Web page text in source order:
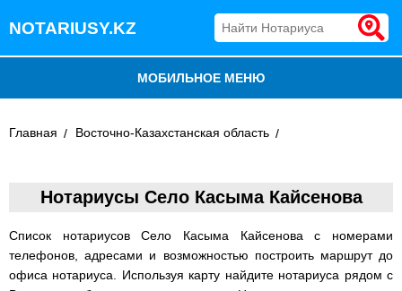
NOTARIUSY.KZ
МОБИЛЬНОЕ МЕНЮ
НОТАРИУСЫ КАЗАХСТАНА
Главная Восточно-Казахстанская область
Нотариусы Село Касыма Кайсенова
Список нотариусов Село Касыма Кайсенова с номерами
телефонов, адресами и возможностью построить маршрут до
офиса нотариуса. Используя карту найдите нотариуса рядом с